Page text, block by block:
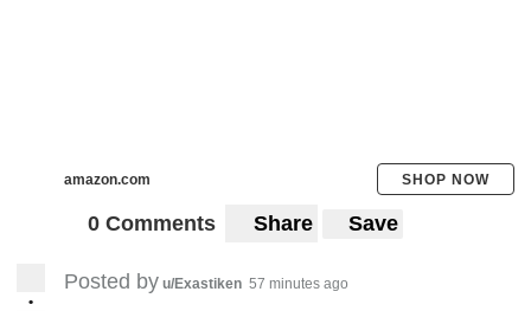
amazon.com SHOP NOW
0 Comments Share Save
•
Posted by u/Exastiken 57 minutes ago